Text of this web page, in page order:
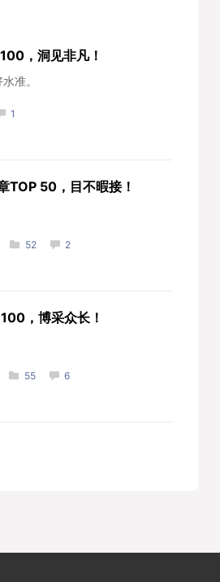
，洞见非凡！
准。
1
TOP 50，目不暇接！
52 2
，博采众长！
55 6